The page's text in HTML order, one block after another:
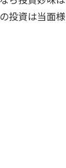
投資は当面様